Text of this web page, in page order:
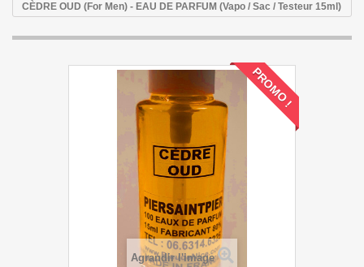
CÈDRE OUD (For Men) - EAU DE PARFUM (Vapo / Sac / Testeur 15ml)
PROMO !
Agrandir l'image